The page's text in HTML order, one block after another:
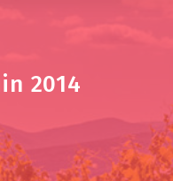
2014